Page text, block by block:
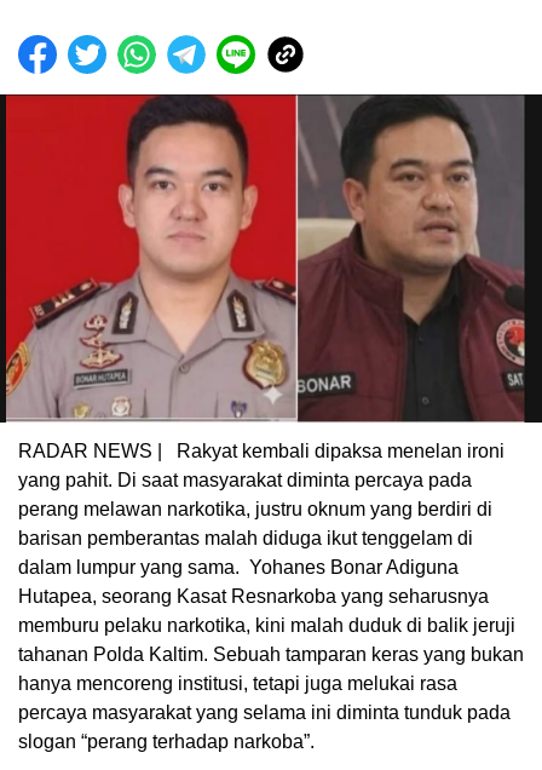
RADAR NEWS | Rakyat kembali dipaksa menelan ironi
yang pahit. Di saat masyarakat diminta percaya pada
perang melawan narkotika, justru oknum yang berdiri di
barisan pemberantas malah diduga ikut tenggelam di
dalam lumpur yang sama. Yohanes Bonar Adiguna
Hutapea, seorang Kasat Resnarkoba yang seharusnya
memburu pelaku narkotika, kini malah duduk di balik jeruji
tahanan Polda Kaltim. Sebuah tamparan keras yang bukan
hanya mencoreng institusi, tetapi juga melukai rasa
percaya masyarakat yang selama ini diminta tunduk pada
slogan “perang terhadap narkoba”.